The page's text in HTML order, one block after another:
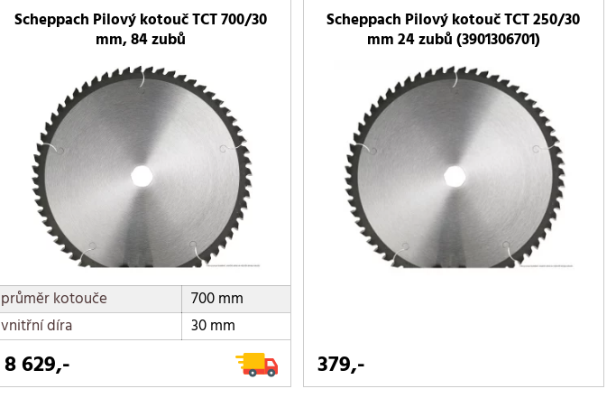
Scheppach Pilový kotouč TCT 700/30
mm, 84 zubů
průměr kotouče
700 mm
vnitřní díra
30 mm
8 629,-
Scheppach Pilový kotouč TCT 250/30
mm 24 zubů (3901306701)
379,-